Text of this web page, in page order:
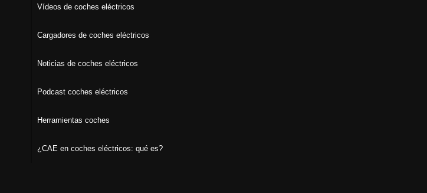
Vídeos de coches eléctricos
Cargadores de coches eléctricos
Noticias de coches eléctricos
Podcast coches eléctricos
Herramientas coches
¿CAE en coches eléctricos: qué es?